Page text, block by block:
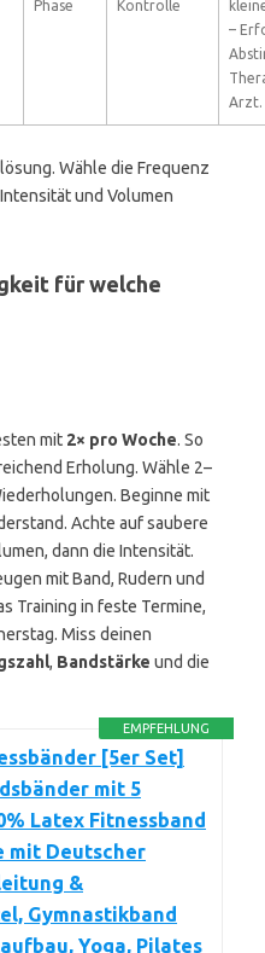
Phase
Kontrolle
–
Arzt.
Wähle die Frequenz
und Volumen
für welche
mit 2× pro Woche. So
Erholung. Wähle 2–
Beginne mit
Achte auf saubere
dann die Intensität.
mit Band, Rudern und
Training in feste Termine,
Miss deinen
, Bandstärke und die
EMPFEHLUNG
[5er Set]
mit 5
Latex Fitnessband
mit Deutscher
&
Gymnastikband
Yoga, Pilates